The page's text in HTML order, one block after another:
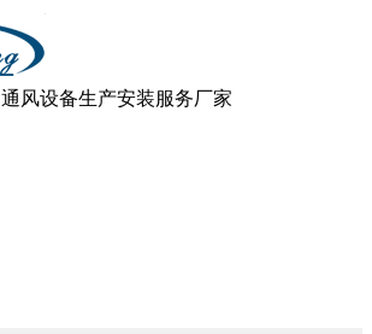
通风设备生产安装服务厂家